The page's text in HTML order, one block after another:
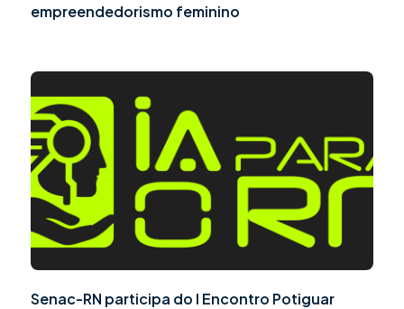
empreendedorismo feminino
Senac-RN participa do I Encontro Potiguar